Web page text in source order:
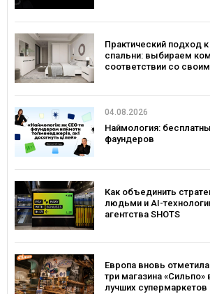
Практический подход
спальни: выбираем
соответствии со
04.08.2026
Наймология:
фаундеров
Как объединить
людьми и AI-
агентства SHOTS
Европа вновь
три магазина «Сильпо»
лучших супермаркетов